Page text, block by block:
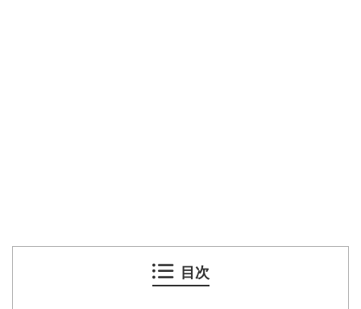
目次